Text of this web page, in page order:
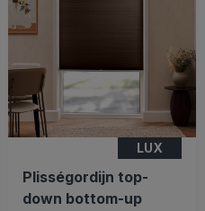
LUX
Plisségordijn top-
down bottom-up